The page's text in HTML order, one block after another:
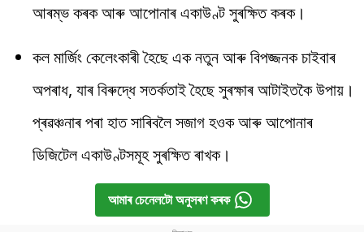
আৰম্ভ কৰক আৰু আপোনাৰ একাউণ্ট সুৰক্ষিত কৰক।
কল মাৰ্জিং কেলেংকাৰী হৈছে এক নতুন আৰু বিপজ্জনক চাইবাৰ
অপৰাধ, যাৰ বিৰুদ্ধে সতৰ্কতাই হৈছে সুৰক্ষাৰ আটাইতকৈ উপায়।
প্ৰৱঞ্চনাৰ পৰা হাত সাৰিবলৈ সজাগ হওক আৰু আপোনাৰ
ডিজিটেল একাউণ্টসমূহ সুৰক্ষিত ৰাখক।
আমাৰ চেনেলটো অনুসৰণ কৰক